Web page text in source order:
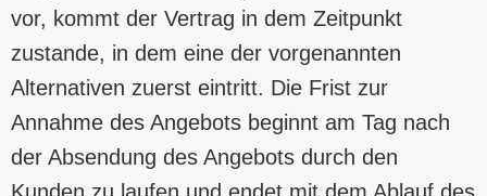
vor, kommt der Vertrag in dem Zeitpunkt
zustande, in dem eine der vorgenannten
Alternativen zuerst eintritt. Die Frist zur
Annahme des Angebots beginnt am Tag nach
der Absendung des Angebots durch den